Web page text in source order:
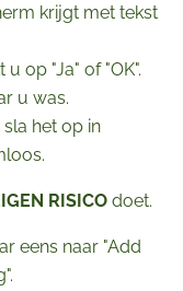
krijgt met tekst
op "Ja" of "OK".
u was.
het op in
RISICO doet.
eens naar "Add